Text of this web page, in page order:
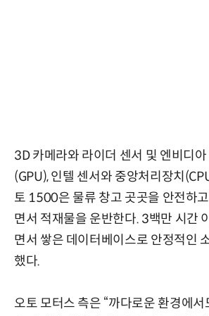
3D 카메라와 라이더 센서 및 엔비디아
(GPU), 인텔 센서와 중앙처리장치
토 1500은 물류 창고 곳곳을 안전하
면서 적재물을 운반한다. 3백만 시간
면서 쌓은 데이터베이스로 안정적인
했다.
오토 모터스 측은 “까다로운 환경에